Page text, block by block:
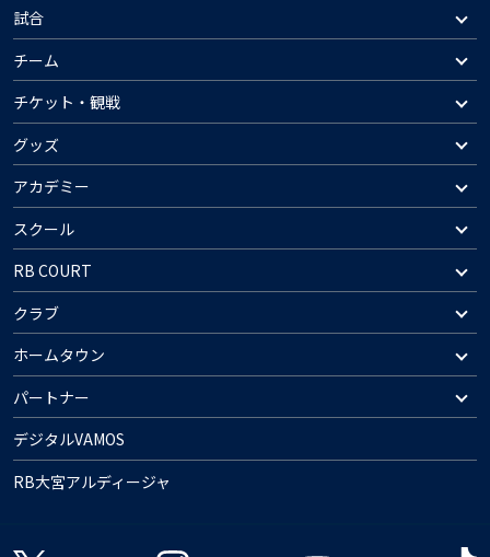
試合
チーム
チケット・観戦
グッズ
アカデミー
スクール
RB COURT
クラブ
ホームタウン
パートナー
デジタルVAMOS
RB大宮アルディージャ